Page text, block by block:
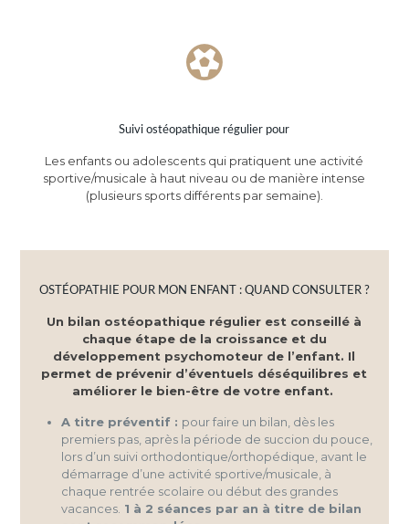
Suivi ostéopathique régulier pour
Les enfants ou adolescents qui pratiquent une activité
sportive/musicale à haut niveau ou de manière intense
(plusieurs sports différents par semaine).
OSTÉOPATHIE POUR MON ENFANT : QUAND CONSULTER ?
Un bilan ostéopathique régulier est conseillé à
chaque étape de la croissance et du
développement psychomoteur de l’enfant. Il
permet de prévenir d’éventuels déséquilibres et
améliorer le bien-être de votre enfant.
A titre préventif : pour faire un bilan, dès les
premiers pas, après la période de succion du pouce,
lors d’un suivi orthodontique/orthopédique, avant le
démarrage d’une activité sportive/musicale, à
chaque rentrée scolaire ou début des grandes
vacances. 1 à 2 séances par an à titre de bilan